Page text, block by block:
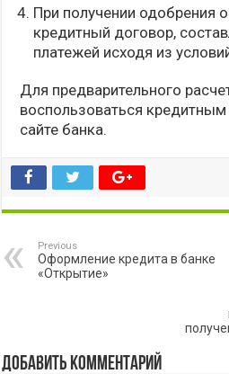
При получении одобрения
кредитный договор,
платежей исходя из
Для предварительного
воспользоваться
сайте банка.
Previous
Оформление кредита в банке
«Открытие»
Добавить комментарий